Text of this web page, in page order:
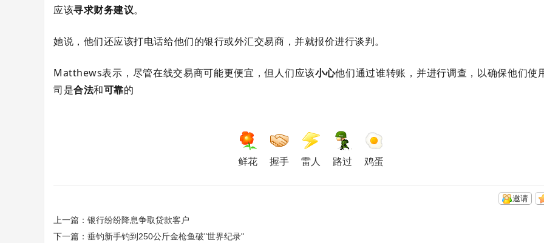
应该寻求财务建议。
她说，他们还应该打电话给他们的银行或外汇交易商，并就报价进行谈判。
Matthews表示，尽管在线交易商可能更便宜，但人们应该小心他们通过谁转账，并进行调查，以确保他们使
司是合法和可靠的
鲜花 握手 雷人 路过 鸡蛋
邀请
上一篇： 银行纷纷降息争取贷款客户
下一篇： 垂钓新手钓到250公斤金枪鱼破"世界纪录"